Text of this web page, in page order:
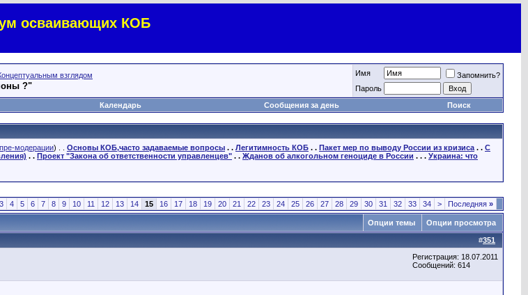
осваивающих КОБ
взглядом
?"
Имя
Запомнить?
Пароль
Календарь Сообщения за день Поиск
модерации) . . Основы КОБ,часто задаваемые вопросы . . Легитимность КОБ . . Пакет мер по выводу России из кризиса . . С
. . Проект "Закона об ответственности управленцев" . . Жданов об алкогольном геноциде в России . . . Украина: что
3 4 5 6 7 8 9 10 11 12 13 14 15 16 17 18 19 20 21 22 23 24 25 26 27 28 29 30 31 32 33 34 > Последняя »
Опции темы Опции просмотра
#351
Регистрация: 18.07.2011
Сообщений: 614